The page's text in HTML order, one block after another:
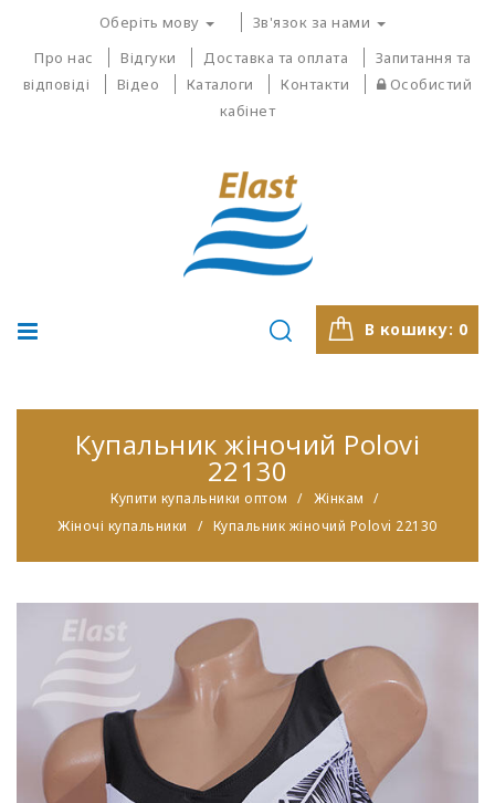
Оберіть мову
Зв'язок за нами
Про нас
Відгуки Доставка та оплата
Запитання та
відповіді
Відео Каталоги Контакти
Особистий
кабінет
В кошику: 0
Купальник жіночий Polovi
22130
Купити купальники оптом
Жінкам
Жіночі купальники
Купальник жіночий Polovi 22130